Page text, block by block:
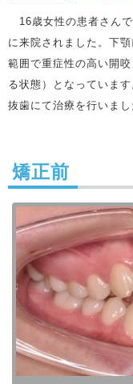
16歳女性の患者さん
に来院されました。下
範囲で重症性の高い開
る状態）となっていま
抜歯にて治療を行いまし
矯正前